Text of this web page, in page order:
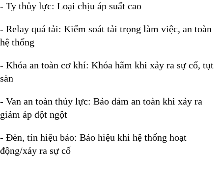
- Ty thủy lực: Loại chịu áp suất cao
- Relay quá tải: Kiểm soát tải trọng làm việc, an toàn
hệ thống
- Khóa an toàn cơ khí: Khóa hãm khi xảy ra sự cố, tụt
sàn
- Van an toàn thủy lực: Bảo đảm an toàn khi xảy ra
giảm áp đột ngột
- Đèn, tín hiệu báo: Báo hiệu khi hệ thống hoạt
động/xảy ra sự cố